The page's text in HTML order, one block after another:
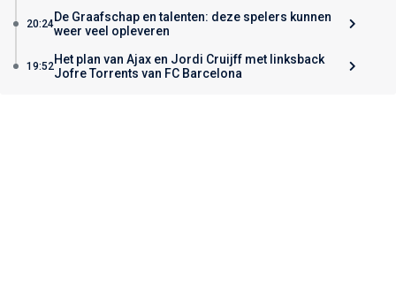
20:24De Graafschap en talenten: deze spelers kunnen
weer veel opleveren
19:52Het plan van Ajax en Jordi Cruijff met linksback
Jofre Torrents van FC Barcelona